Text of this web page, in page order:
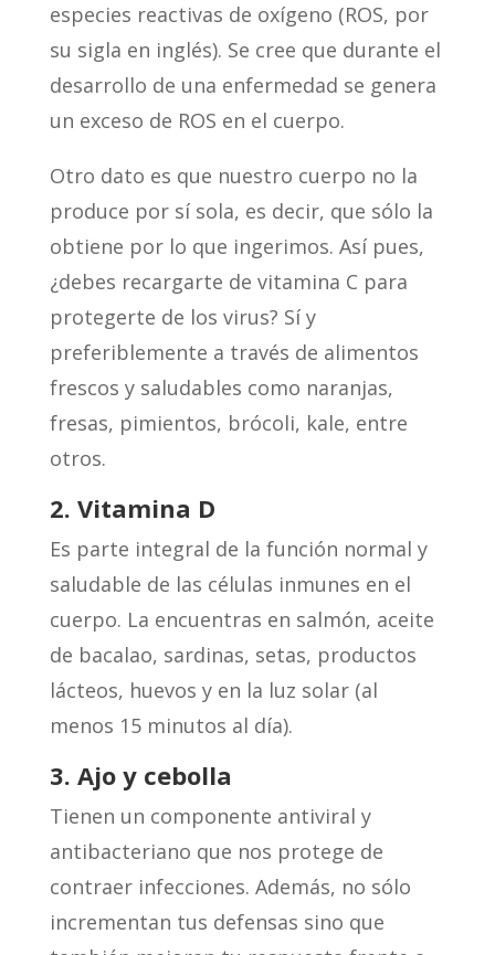
especies reactivas de oxígeno (ROS, por
su sigla en inglés). Se cree que durante el
desarrollo de una enfermedad se genera
un exceso de ROS en el cuerpo.
Otro dato es que nuestro cuerpo no la
produce por sí sola, es decir, que sólo la
obtiene por lo que ingerimos. Así pues,
¿debes recargarte de vitamina C para
protegerte de los virus? Sí y
preferiblemente a través de alimentos
frescos y saludables como naranjas,
fresas, pimientos, brócoli, kale, entre
otros.
2. Vitamina D
Es parte integral de la función normal y
saludable de las células inmunes en el
cuerpo. La encuentras en salmón, aceite
de bacalao, sardinas, setas, productos
lácteos, huevos y en la luz solar (al
menos 15 minutos al día).
3. Ajo y cebolla
Tienen un componente antiviral y
antibacteriano que nos protege de
contraer infecciones. Además, no sólo
incrementan tus defensas sino que